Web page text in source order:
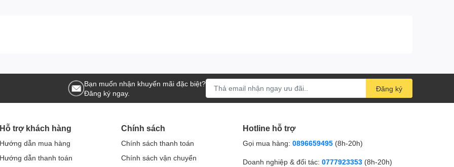
của tình yêu và phú quý
phúc – cũng đồng thời mang ý nghĩa phong thủy:
thu hút tài
– giữ trọn tinh hoa Bát Tràng
Bạn muốn nhận khuyến mãi đặc biệt?
Đăng ký ngay.
Đăng ký
Hỗ trợ khách hàng
Hướng dẫn mua hàng
Hướng dẫn thanh toán
Chính sách
Chính sách thanh toán
Chính sách vận chuyển
Hotline hỗ trợ
Gọi mua hàng: 0896659495 (8h-20h)
Doanh nghiệp & đối tác: 0777923353 (8h-20h)